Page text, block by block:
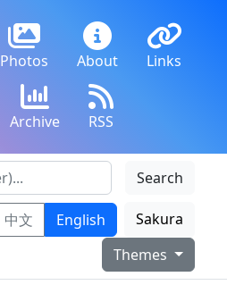
Photos About Links
Archive RSS
Search
中文 English
Sakura
Themes